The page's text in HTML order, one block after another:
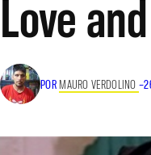
Love
POR MAURO VERDOLINO–